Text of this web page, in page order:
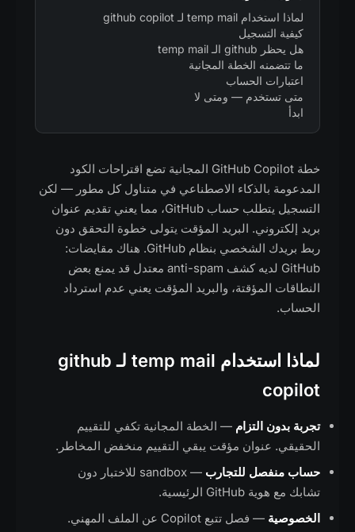
لماذا استخدام temp mail لـ github copilot
كيفية التسجيل
هل يحظر github الـ temp mail
ما تتضمنه الخطة المجانية
اعتبارات الحساب
متى تستخدم — ومتى لا
ابدأ
خطة GitHub Copilot المجانية تضع اقتراحات الكود
المدعومة بالذكاء الاصطناعي في متناول كل مطور — لكن
التسجيل يتطلب حساب GitHub، مما يعني تقديم عنوان
بريد إلكتروني. البريد المؤقت يتولى خطوة التحقق دون
ربط بريدك الشخصي بنظام GitHub. هناك مقايضات:
GitHub لديه كشف anti-spam معتدل قد يمنع بعض
النطاقات المؤقتة، والبريد المؤقت يعني عدم استرداد
الحساب.
لماذا استخدام temp mail لـ github
copilot
تجربة بدون التزام — الخطة المجانية تكفي للتقييم
الحقيقي. عنوان مؤقت يبقي التقييم منخفض المخاطر.
حساب منفصل للتجارب
— sandbox للاختبار دون
تشابك مع هوية GitHub الرئيسية.
الخصوصية — فصل تتبع Copilot عن الملف المهني.